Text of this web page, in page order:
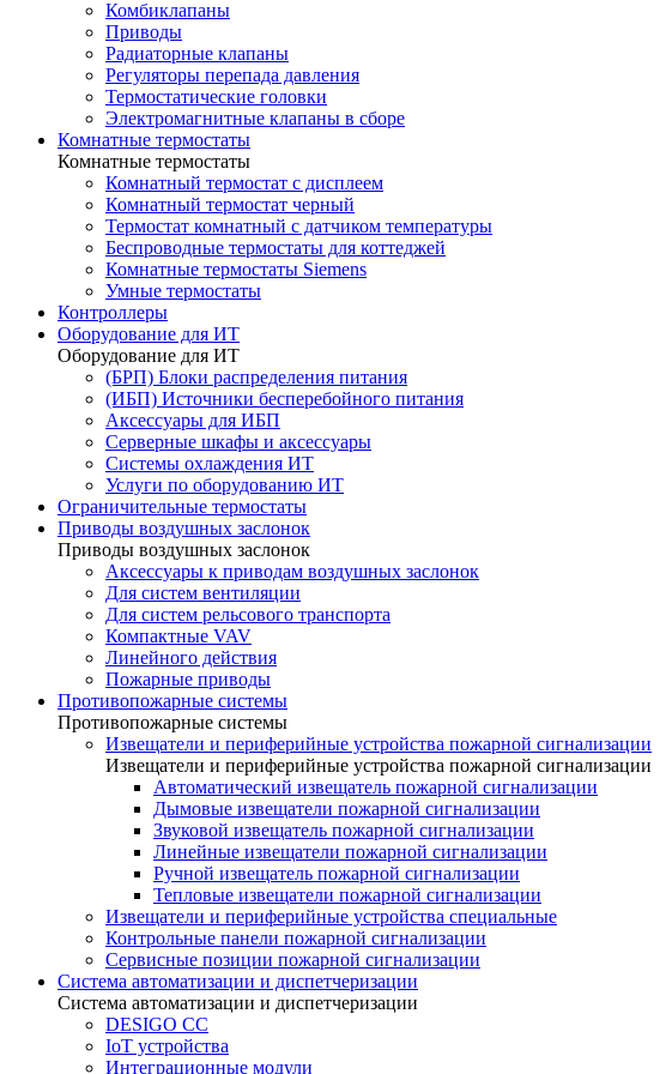
Комбиклапаны
Приводы
Радиаторные клапаны
Регуляторы перепада давления
Термостатические головки
Электромагнитные клапаны в сборе
Комнатные термостаты
Комнатные термостаты
Комнатный термостат с дисплеем
Комнатный термостат черный
Термостат комнатный с датчиком температуры
Беспроводные термостаты для коттеджей
Комнатные термостаты Siemens
Умные термостаты
Контроллеры
Оборудование для ИТ
Оборудование для ИТ
(БРП) Блоки распределения питания
(ИБП) Источники бесперебойного питания
Аксессуары для ИБП
Серверные шкафы и аксессуары
Системы охлаждения ИТ
Услуги по оборудованию ИТ
Ограничительные термостаты
Приводы воздушных заслонок
Приводы воздушных заслонок
Аксессуары к приводам воздушных заслонок
Для систем вентиляции
Для систем рельсового транспорта
Компактные VAV
Линейного действия
Пожарные приводы
Противопожарные системы
Противопожарные системы
Извещатели и периферийные устройства пожарной сигнализации
Извещатели и периферийные устройства пожарной сигнализации
Автоматический извещатель пожарной сигнализации
Дымовые извещатели пожарной сигнализации
Звуковой извещатель пожарной сигнализации
Линейные извещатели пожарной сигнализации
Ручной извещатель пожарной сигнализации
Тепловые извещатели пожарной сигнализации
Извещатели и периферийные устройства специальные
Контрольные панели пожарной сигнализации
Сервисные позиции пожарной сигнализации
Система автоматизации и диспетчеризации
Система автоматизации и диспетчеризации
DESIGO CC
IoT устройства
Интеграционные модули